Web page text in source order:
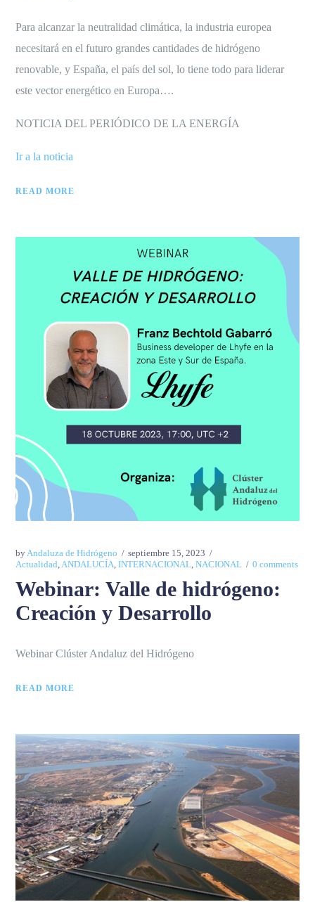
Para alcanzar la neutralidad climática, la industria europea
necesitará en el futuro grandes cantidades de hidrógeno
renovable, y España, el país del sol, lo tiene todo para liderar
este vector energético en Europa….
NOTICIA DEL PERIÓDICO DE LA ENERGÍA
Ir a la noticia
READ MORE
by Andaluza de Hidrógeno
septiembre 15, 2023
Actualidad ANDALUCÍA ,INTERNACIONAL ,NACIONAL 0 comments
Webinar: Valle de hidrógeno:
Creación y Desarrollo
Webinar Clúster Andaluz del Hidrógeno
READ MORE